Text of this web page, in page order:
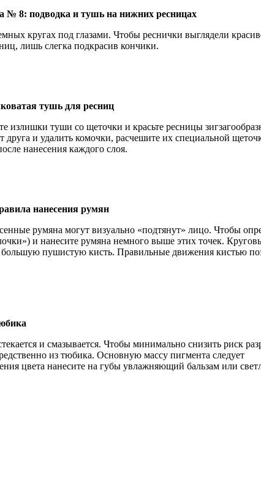
№ 8: подводка и тушь на нижних ресницах
кругах под глазами. Чтобы реснички выглядели
лишь слегка подкрасив кончики.
тушь для ресниц
туши со щеточки и красьте ресницы
и удалить комочки, расчешите их специальной
нанесения каждого слоя.
нанесения румян
румяна могут визуально «подтянут» лицо. Чтобы
и нанесите румяна немного выше этих точек.
пушистую кисть. Правильные движения кистью
и смазывается. Чтобы минимально снизить риск
из тюбика. Основную массу пигмента следует
цвета нанесите на губы увлажняющий бальзам или